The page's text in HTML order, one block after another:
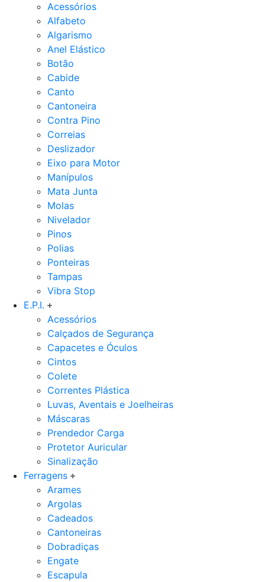
Acessórios
Alfabeto
Algarismo
Anel Elástico
Botão
Cabide
Canto
Cantoneira
Contra Pino
Correias
Deslizador
Eixo para Motor
Manípulos
Mata Junta
Molas
Nivelador
Pinos
Polias
Ponteiras
Tampas
Vibra Stop
E.P.I.
Acessórios
Calçados de Segurança
Capacetes e Óculos
Cintos
Colete
Correntes Plástica
Luvas, Aventais e Joelheiras
Máscaras
Prendedor Carga
Protetor Auricular
Sinalização
Ferragens
Arames
Argolas
Cadeados
Cantoneiras
Dobradiças
Engate
Escapula